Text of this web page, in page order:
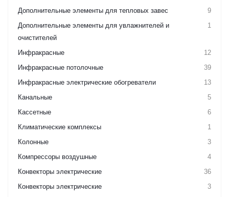
Дополнительные элементы для тепловых завес
9
Дополнительные элементы для увлажнителей и
очистителей
1
Инфракрасные
12
Инфракрасные потолочные
39
Инфракрасные электрические обогреватели
13
Канальные
5
Кассетные
6
Климатические комплексы
1
Колонные
3
Компрессоры воздушные
4
Конвекторы электрические
36
Конвекторы электрические
3